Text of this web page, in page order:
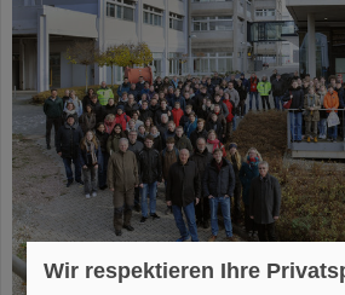
Wir respektieren Ihre